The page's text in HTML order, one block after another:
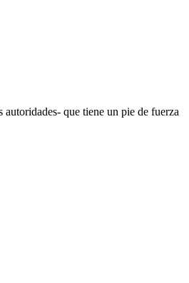
que tiene un pie de fuerza